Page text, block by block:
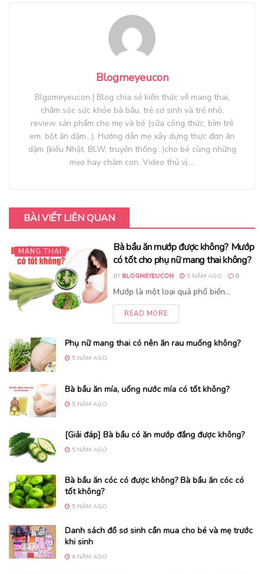
Blogmeyeucon
Blgomeyeucon | Blog chia sẻ kiến thức về mang thai,
chăm sóc sức khỏe bà bầu, trẻ sơ sinh và trẻ nhỏ,
review sản phẩm cho mẹ và bé (sữa công thức, bỉm trẻ
em, bột ăn dặm...). Hướng dẫn mẹ xây dựng thực đơn ăn
dặm (kiểu Nhật, BLW, truyền thống...)cho bé cùng những
mẹo hay chăm con, Video thú vị....
BÀI VIẾT LIÊN QUAN
MANG THAI
Bà bầu ăn mướp được không? Mướp
có tốt cho phụ nữ mang thai không?
BY BLOGMEYEUCON 5 NĂM AGO 0
Mướp là một loại quả phổ biến...
READ MORE
Phụ nữ mang thai có nên ăn rau muống không?
5 NĂM AGO
Bà bầu ăn mía, uống nước mía có tốt không?
5 NĂM AGO
[Giải đáp] Bà bầu có ăn mướp đắng được không?
5 NĂM AGO
Bà bầu ăn cóc có được không? Bà bầu ăn cóc có
tốt không?
5 NĂM AGO
Danh sách đồ sơ sinh cần mua cho bé và mẹ trước
khi sinh
6 NĂM AGO